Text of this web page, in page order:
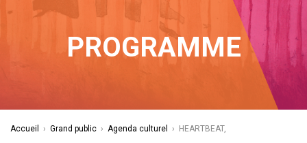
PROGRAMME
Accueil › Grand public › Agenda culturel › HEARTBEAT,